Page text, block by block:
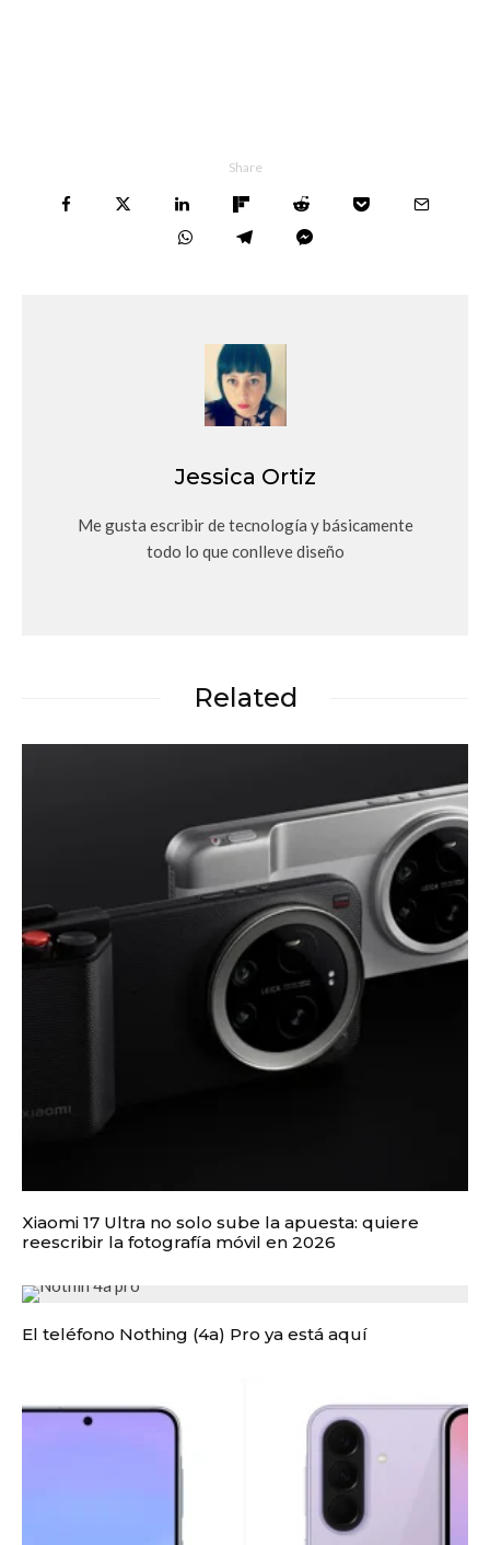
Share
Jessica Ortiz
Me gusta escribir de tecnología y básicamente
todo lo que conlleve diseño
Related
Xiaomi 17 Ultra no solo sube la apuesta: quiere
reescribir la fotografía móvil en 2026
El teléfono Nothing (4a) Pro ya está aquí